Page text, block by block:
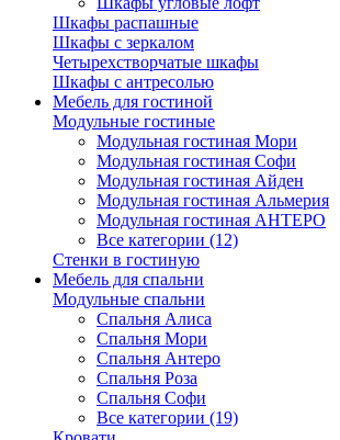
Шкафы распашные
Шкафы с зеркалом
Четырехстворчатые шкафы
Шкафы с антресолью
Мебель для гостиной
Модульные гостиные
Модульная гостиная Мори
Модульная гостиная Софи
Модульная гостиная Айден
Модульная гостиная Альмерия
Модульная гостиная АНТЕРО
Все категории (12)
Стенки в гостиную
Мебель для спальни
Модульные спальни
Спальня Алиса
Спальня Мори
Спальня Антеро
Спальня Роза
Спальня Софи
Все категории (19)